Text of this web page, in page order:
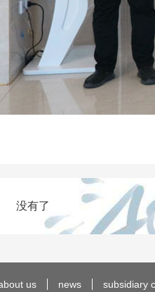
没有了
us news subsidiary